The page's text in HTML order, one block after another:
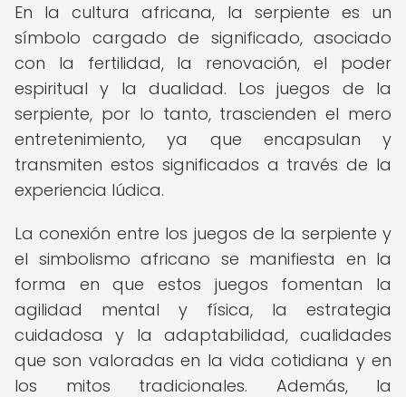
En la cultura africana, la serpiente es un
símbolo cargado de significado, asociado
con la fertilidad, la renovación, el poder
espiritual y la dualidad. Los juegos de la
serpiente, por lo tanto, trascienden el mero
entretenimiento, ya que encapsulan y
transmiten estos significados a través de la
experiencia lúdica.
La conexión entre los juegos de la serpiente y
el simbolismo africano se manifiesta en la
forma en que estos juegos fomentan la
agilidad mental y física, la estrategia
cuidadosa y la adaptabilidad, cualidades
que son valoradas en la vida cotidiana y en
los mitos tradicionales. Además, la